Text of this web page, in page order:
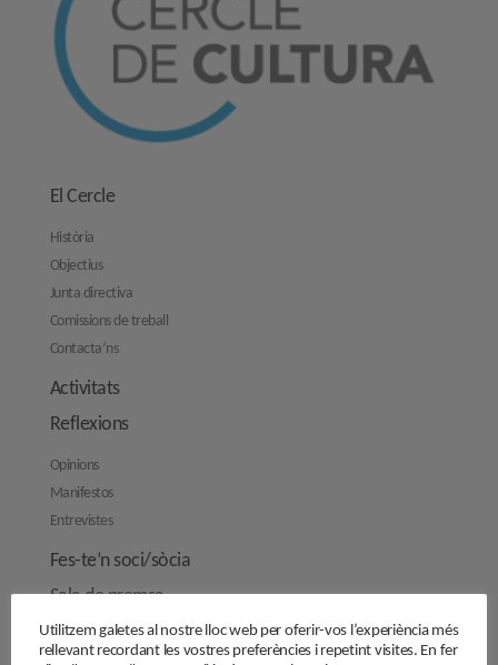
El Cercle
Història
Objectius
Junta directiva
Comissions de treball
Contacta’ns
Activitats
Reflexions
Opinions
Manifestos
Entrevistes
Fes-te’n soci/sòcia
Sala de premsa
Cercle de Cultura
Utilitzem galetes al nostre lloc web per oferir-vos l’experiència més
rellevant recordant les vostres preferències i repetint visites. En fer